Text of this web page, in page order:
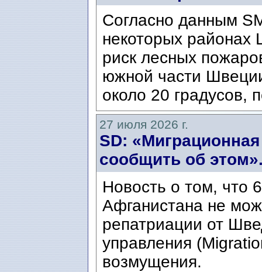
Согласно данным
некоторых районах
риск лесных
южной части
около 20 градусов,
27 июля 2026 г.
SD:
сообщить об
Новость о том, что
Афганистана не
репатриации от
управления
возмущения.